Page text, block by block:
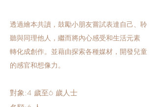
透過繪本共讀，鼓勵小朋友嘗試表達自己、聆
聽與同理他人，繼而將內心感受和生活元素
轉化成創作。並藉由探索各種媒材，開發兒童
的感官和想像力。
對象:4 歲至6 歲人士